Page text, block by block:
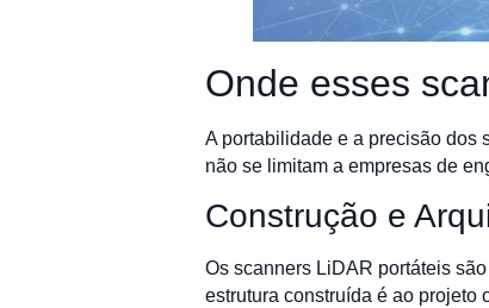
Onde esses
A portabilidade e a precisão dos
não se limitam a empresas de
Construção e
Os scanners LiDAR portáteis
estrutura construída é ao projeto